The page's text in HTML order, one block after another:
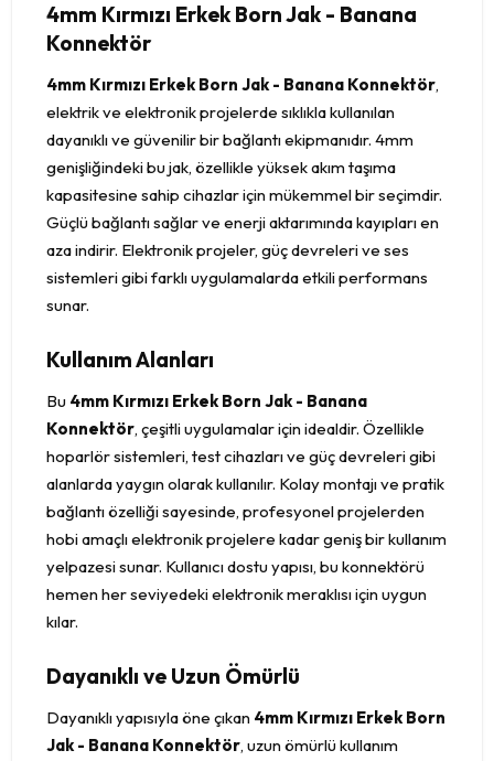
4mm Kırmızı Erkek Born Jak - Banana
Konnektör
4mm Kırmızı Erkek Born Jak - Banana Konnektör,
elektrik ve elektronik projelerde sıklıkla kullanılan
dayanıklı ve güvenilir bir bağlantı ekipmanıdır. 4mm
genişliğindeki bu jak, özellikle yüksek akım taşıma
kapasitesine sahip cihazlar için mükemmel bir seçimdir.
Güçlü bağlantı sağlar ve enerji aktarımında kayıpları en
aza indirir. Elektronik projeler, güç devreleri ve ses
sistemleri gibi farklı uygulamalarda etkili performans
sunar.
Kullanım Alanları
Bu 4mm Kırmızı Erkek Born Jak - Banana
Konnektör, çeşitli uygulamalar için idealdir. Özellikle
hoparlör sistemleri, test cihazları ve güç devreleri gibi
alanlarda yaygın olarak kullanılır. Kolay montajı ve pratik
bağlantı özelliği sayesinde, profesyonel projelerden
hobi amaçlı elektronik projelere kadar geniş bir kullanım
yelpazesi sunar. Kullanıcı dostu yapısı, bu konnektörü
hemen her seviyedeki elektronik meraklısı için uygun
kılar.
Dayanıklı ve Uzun Ömürlü
Dayanıklı yapısıyla öne çıkan 4mm Kırmızı Erkek Born
Jak - Banana Konnektör, uzun ömürlü kullanım